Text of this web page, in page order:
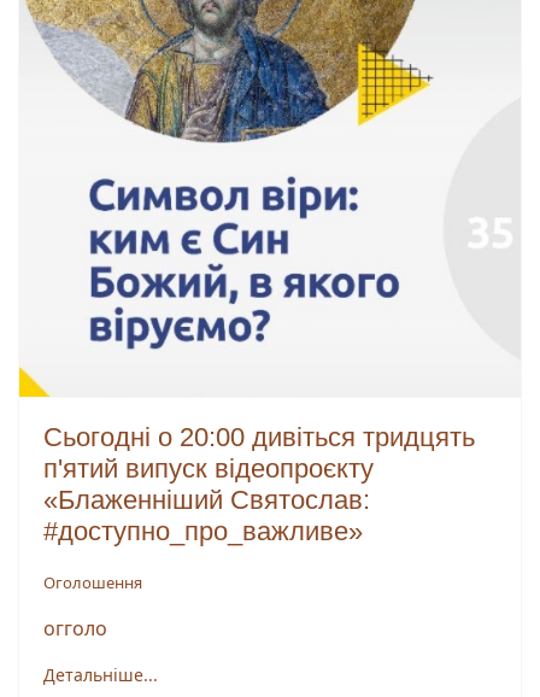
Сьогодні о 20:00 дивіться тридцять
п'ятий випуск відеопроєкту
«Блаженніший Святослав:
#доступно_про_важливе»
Оголошення
огголо
Детальніше...